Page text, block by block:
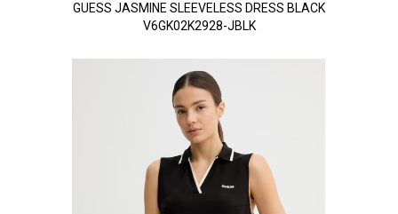
GUESS JASMINE SLEEVELESS DRESS BLACK
V6GK02K2928-JBLK